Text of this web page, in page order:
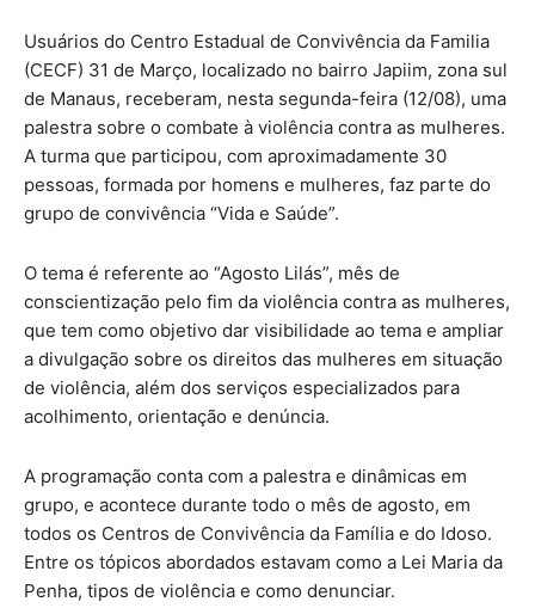
Usuários do Centro Estadual de Convivência da Familia
(CECF) 31 de Março, localizado no bairro Japiim, zona sul
de Manaus, receberam, nesta segunda-feira (12/08), uma
palestra sobre o combate à violência contra as mulheres.
A turma que participou, com aproximadamente 30
pessoas, formada por homens e mulheres, faz parte do
grupo de convivência “Vida e Saúde”.
O tema é referente ao “Agosto Lilás”, mês de
conscientização pelo fim da violência contra as mulheres,
que tem como objetivo dar visibilidade ao tema e ampliar
a divulgação sobre os direitos das mulheres em situação
de violência, além dos serviços especializados para
acolhimento, orientação e denúncia.
A programação conta com a palestra e dinâmicas em
grupo, e acontece durante todo o mês de agosto, em
todos os Centros de Convivência da Família e do Idoso.
Entre os tópicos abordados estavam como a Lei Maria da
Penha, tipos de violência e como denunciar.